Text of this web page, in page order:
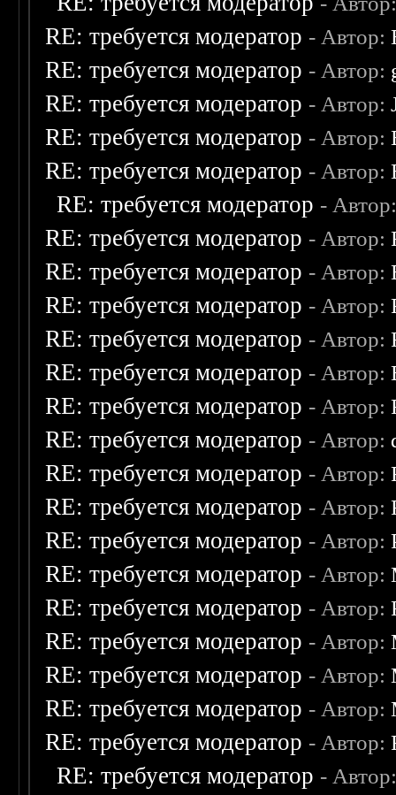
RE: требуется модератор - Автор:
RE: требуется модератор - Автор:
RE: требуется модератор - Автор:
RE: требуется модератор - Автор:
RE: требуется модератор - Автор:
RE: требуется модератор -
RE: требуется модератор - Автор:
RE: требуется модератор - Автор:
RE: требуется модератор - Автор:
RE: требуется модератор - Автор:
RE: требуется модератор - Автор:
RE: требуется модератор - Автор:
RE: требуется модератор - Автор:
RE: требуется модератор - Автор:
RE: требуется модератор - Автор:
RE: требуется модератор - Автор:
RE: требуется модератор - Автор:
RE: требуется модератор - Автор:
RE: требуется модератор - Автор:
RE: требуется модератор - Автор:
RE: требуется модератор - Автор:
RE: требуется модератор - Автор:
RE: требуется модератор -